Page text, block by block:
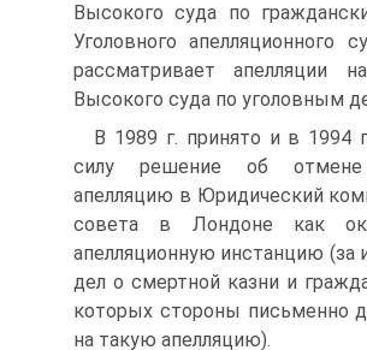
Высокого суда по
Уголовного апелляционного
рассматривает апелляции
Высокого суда по уголовным
В 1989 г. принято и в 1994
силу решение об
апелляцию в Юридический
совета в Лондоне как
апелляционную инстанцию (за
дел о смертной казни и
которых стороны письменно
на такую апелляцию).